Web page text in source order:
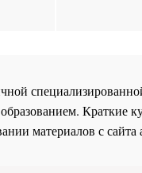
Краткие
материалов с сайта